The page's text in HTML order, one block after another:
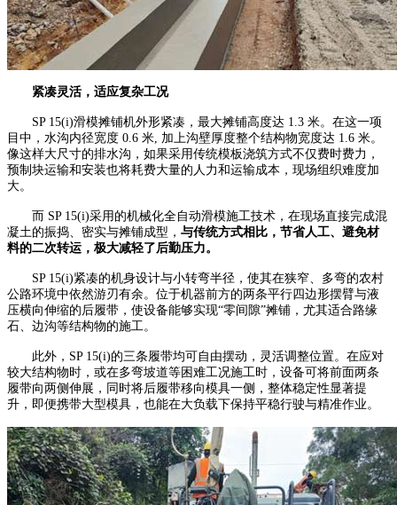
紧凑灵活，适应复杂工况
SP 15(i)滑模摊铺机外形紧凑，最大摊铺高度达 1.3 米。在这一项
目中，水沟内径宽度 0.6 米, 加上沟壁厚度整个结构物宽度达 1.6 米。
像这样大尺寸的排水沟，如果采用传统模板浇筑方式不仅费时费力，
预制块运输和安装也将耗费大量的人力和运输成本，现场组织难度加
大。
而 SP 15(i)采用的机械化全自动滑模施工技术，在现场直接完成混
凝土的振捣、密实与摊铺成型， 与传统方式相比，节省人工、避免材
料的二次转运，极大减轻了后勤压力。
SP 15(i)紧凑的机身设计与小转弯半径，使其在狭窄、多弯的农村
公路环境中依然游刃有余。位于机器前方的两条平行四边形摆臂与液
压横向伸缩的后履带，使设备能够实现“零间隙”摊铺，尤其适合路缘
石、边沟等结构物的施工。
此外，SP 15(i)的三条履带均可自由摆动，灵活调整位置。在应对
较大结构物时，或在多弯坡道等困难工况施工时，设备可将前面两条
履带向两侧伸展，同时将后履带移向模具一侧，整体稳定性显著提
升，即便携带大型模具，也能在大负载下保持平稳行驶与精准作业。